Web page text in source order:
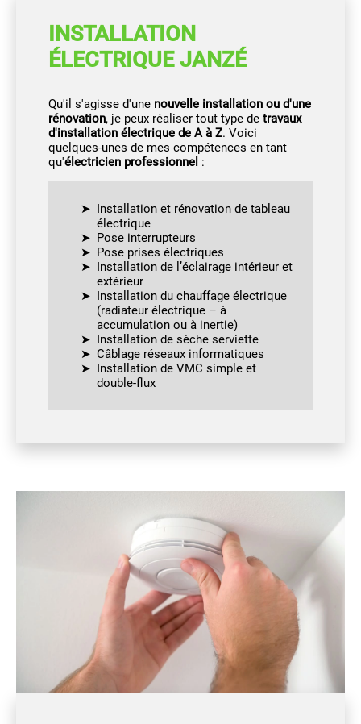
INSTALLATION
ÉLECTRIQUE JANZÉ
Qu'il s'agisse d'une nouvelle installation ou d'une
rénovation, je peux réaliser tout type de travaux
d'installation électrique de A à Z. Voici
quelques-unes de mes compétences en tant
qu'électricien professionnel :
Installation et rénovation de tableau
électrique
Pose interrupteurs
Pose prises électriques
Installation de l’éclairage intérieur et
extérieur
Installation du chauffage électrique
(radiateur électrique – à
accumulation ou à inertie)
Installation de sèche serviette
Câblage réseaux informatiques
Installation de VMC simple et
double-flux